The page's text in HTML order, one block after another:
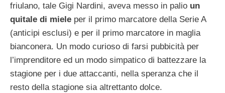
friulano, tale Gigi Nardini, aveva messo in palio un
quitale di miele per il primo marcatore della Serie A
(anticipi esclusi) e per il primo marcatore in maglia
bianconera. Un modo curioso di farsi pubbicità per
l’imprenditore ed un modo simpatico di battezzare la
stagione per i due attaccanti, nella speranza che il
resto della stagione sia altrettanto dolce.